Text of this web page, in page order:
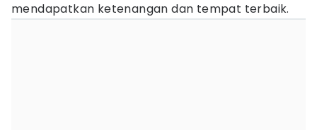
mendapatkan ketenangan dan tempat terbaik.